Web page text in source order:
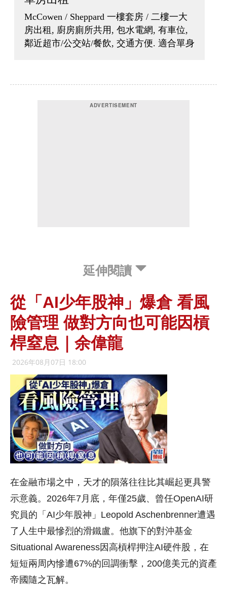
延伸閱讀
從「AI少年股神」爆倉 看風
險管理 做對方向也可能因槓
桿窒息｜余偉龍
2026年08月07日 18:00
在金融市場之中，天才的隕落往往比其崛起更具警
示意義。2026年7月底，年僅25歲、曾任OpenAI研
究員的「AI少年股神」Leopold Aschenbrenner遭遇
了人生中最慘烈的滑鐵盧。他旗下的對沖基金
Situational Awareness因高槓桿押注AI硬件股，在
短短兩周內慘遭67%的回調衝擊，200億美元的資產
帝國隨之瓦解。